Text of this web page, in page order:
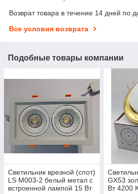
Возврат товара в течение 14 дней по
Все условия возврата
Подобные товары компании
Светильник врезной (спот)
LS M003-2 белый метал с
встроенной лампой 15 Вт
GX53
Вт 4200